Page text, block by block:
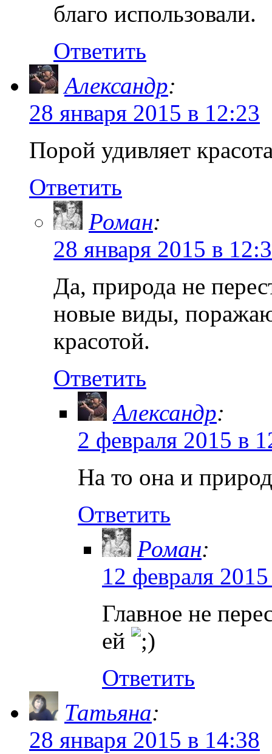
благо использовали.
Ответить
Александр:
28 января 2015 в 12:23
Порой удивляет
Ответить
Роман:
28 января 2015 в
Да, природа не
новые виды,
красотой.
Ответить
Александр:
2 февраля 2015 в
На то она и
Ответить
Роман:
12 февраля
Главное не
ей
Ответить
Татьяна:
28 января 2015 в 14:38